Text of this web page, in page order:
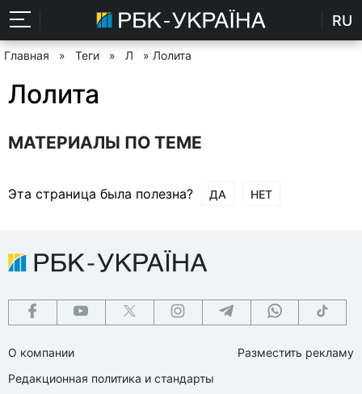
RU
Главная » Теги » Л » Лолита
Лолита
МАТЕРИАЛЫ ПО ТЕМЕ
Эта страница была полезна? ДА НЕТ
О компании
Редакционная политика и стандарты
Разместить рекламу